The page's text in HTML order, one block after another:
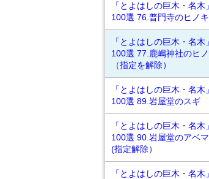
「とよはしの巨木・名木」
100選 76.普門寺のヒノキ
「とよはしの巨木・名木」
100選 77.鹿嶋神社のヒ
（指定を解除）
「とよはしの巨木・名木」
100選 89.岩屋堂のスギ
「とよはしの巨木・名木」
100選 90.岩屋堂のアベ
(指定解除）
「とよはしの巨木・名木」